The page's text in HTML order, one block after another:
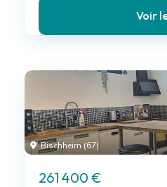
Voir
Bischheim (67)
261 400 €